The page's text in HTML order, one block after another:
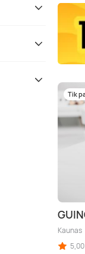
Tik
Kaunas